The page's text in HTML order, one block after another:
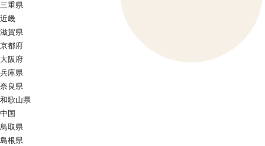
三重県
近畿
滋賀県
京都府
大阪府
兵庫県
奈良県
和歌山県
中国
鳥取県
島根県